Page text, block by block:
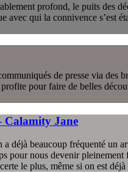
profond, le puits des
avec qui la connivence s’est
de presse via des
profite pour faire de belles
Calamity Jane
a déjà beaucoup fréquenté un
pour nous devenir pleinement
le plus, même si on est